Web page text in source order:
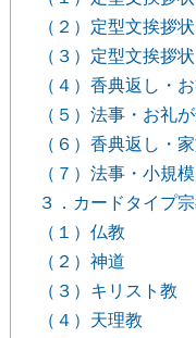
（２）定型文挨拶
（３）定型文挨拶
（４）香典返し・
（５）法事・お礼
（６）香典返し・
（７）法事・小規模
３．カードタイプ
（１）仏教
（２）神道
（３）キリスト教
（４）天理教